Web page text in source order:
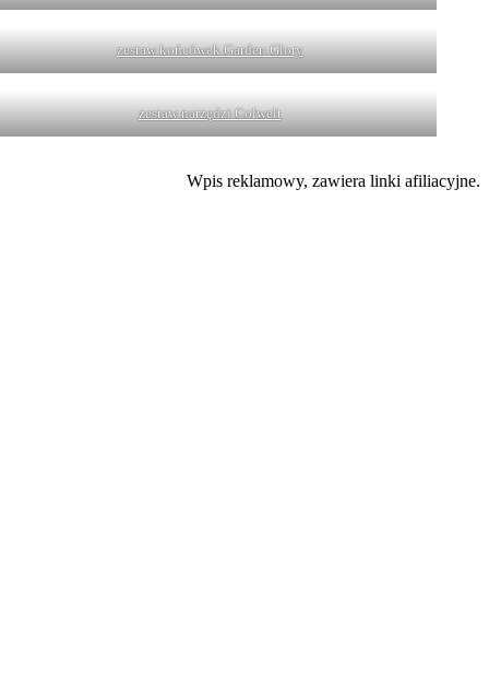
zestaw końcówek Garden Glory
zestaw narzędzi Colwelt
Wpis reklamowy, zawiera linki afiliacyjne.